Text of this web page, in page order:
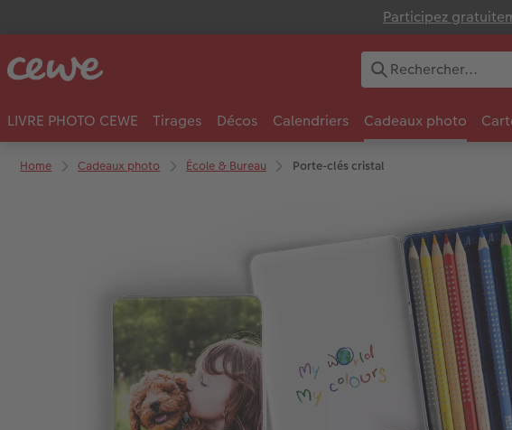
Participez
LIVRE PHOTO CEWE Tirages Décos Calendriers Cadeaux photo
Home Cadeaux photo École & Bureau Porte-clés cristal